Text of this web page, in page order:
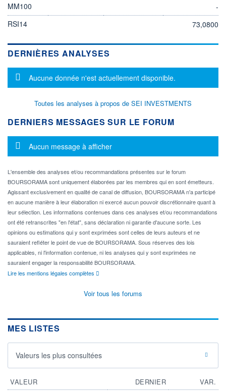
MM100
-
RSI14
73,0800
DERNIÈRES ANALYSES
Message d'information
Aucune donnée n'est actuellement disponible.
Toutes les analyses à propos de SEI INVESTMENTS
DERNIERS MESSAGES SUR LE FORUM
Message d'information
Aucun message à afficher
L'ensemble des analyses et/ou recommandations présentes sur le forum
BOURSORAMA sont uniquement élaborées par les membres qui en sont émetteurs.
Agissant exclusivement en qualité de canal de diffusion, BOURSORAMA n'a participé
en aucune manière à leur élaboration ni exercé aucun pouvoir discrétionnaire quant à
leur sélection. Les informations contenues dans ces analyses et/ou recommandations
ont été retranscrites "en l'état", sans déclaration ni garantie d'aucune sorte. Les
opinions ou estimations qui y sont exprimées sont celles de leurs auteurs et ne
sauraient refléter le point de vue de BOURSORAMA. Sous réserves des lois
applicables, ni l'information contenue, ni les analyses qui y sont exprimées ne
sauraient engager la responsabilité BOURSORAMA.
Lire les mentions légales complètes
Voir tous les forums
MES LISTES
Valeurs les plus consultées
VALEUR DERNIER
VAR.